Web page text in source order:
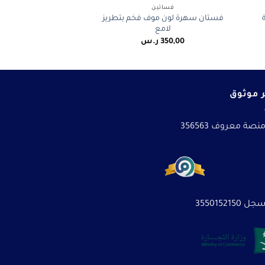
فساتين
فستان سهرة لون موف فخم بتطريز
لامع
350,00 ر.س
موثوق
معروف 356563